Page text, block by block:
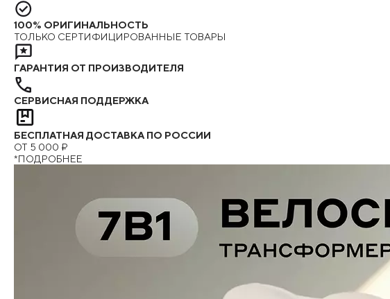
100% ОРИГИНАЛЬНОСТЬ
ТОЛЬКО СЕРТИФИЦИРОВАННЫЕ ТОВАРЫ
ГАРАНТИЯ ОТ ПРОИЗВОДИТЕЛЯ
СЕРВИСНАЯ ПОДДЕРЖКА
БЕСПЛАТНАЯ ДОСТАВКА ПО РОССИИ
ОТ 5 000 ₽
*ПОДРОБНЕЕ